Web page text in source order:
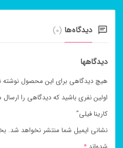
دیدگاه‌ها (0)
دیدگاهها
هیچ دیدگاهی برای این محصول
کارینا فیلی”
نشانی ایمیل شما منتشر نخواهد شد.